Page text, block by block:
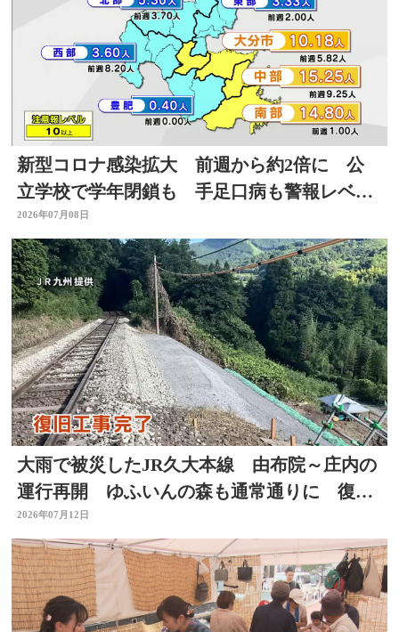
新型コロナ感染拡大 前週から約2倍に 公
立学校で学年閉鎖も 手足口病も警報レベル
上回る 大分
2026年07月08日
大雨で被災したJR久大本線 由布院～庄内の
運行再開 ゆふいんの森も通常通りに 復旧
工事完了 大分
2026年07月12日